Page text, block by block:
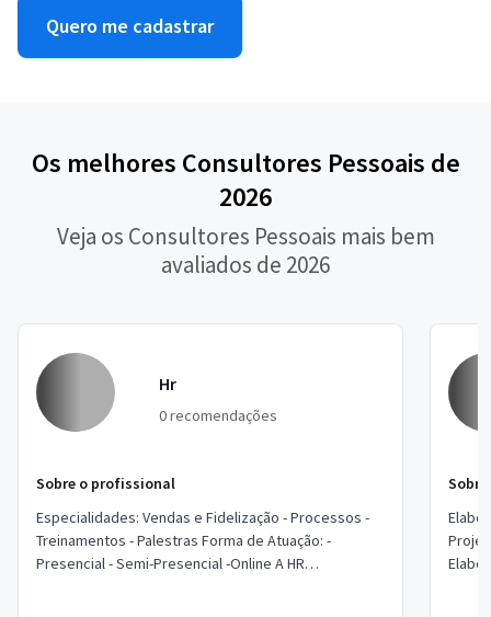
Quero me cadastrar
Os melhores Consultores Pessoais de
2026
Veja os Consultores Pessoais mais bem
avaliados de 2026
Hr
0 recomendações
Sobre o profissional
Especialidades: Vendas e Fidelização - Processos -
Treinamentos - Palestras Forma de Atuação: -
Presencial - Semi-Presencial -Online A HR
Project /